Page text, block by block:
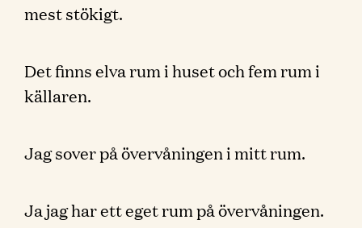
mest stökigt.
Det finns elva rum i huset och fem rum i
källaren.
Jag sover på övervåningen i mitt rum.
Ja jag har ett eget rum på övervåningen.